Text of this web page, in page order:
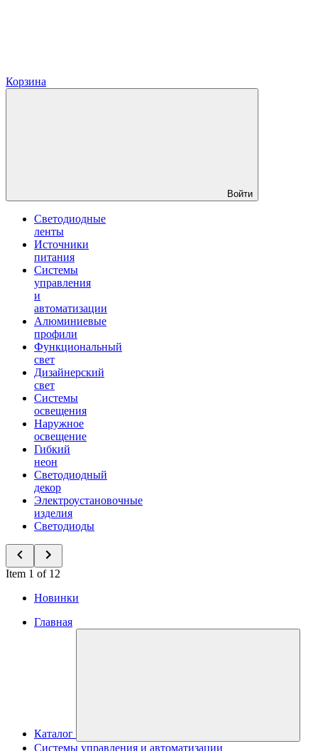
Корзина
Войти
Светодиодные
ленты
Источники
питания
Системы
управления
и
автоматизации
Алюминиевые
профили
Функциональный
свет
Дизайнерский
свет
Системы
освещения
Наружное
освещение
Гибкий
неон
Светодиодный
декор
Электроустановочные
изделия
Светодиоды
Item 1 of 12
Новинки
Главная
Каталог
Системы управления и автоматизации